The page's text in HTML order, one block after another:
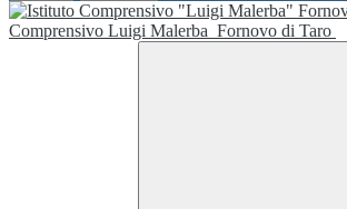
Comprensivo Luigi Malerba Fornovo di Taro